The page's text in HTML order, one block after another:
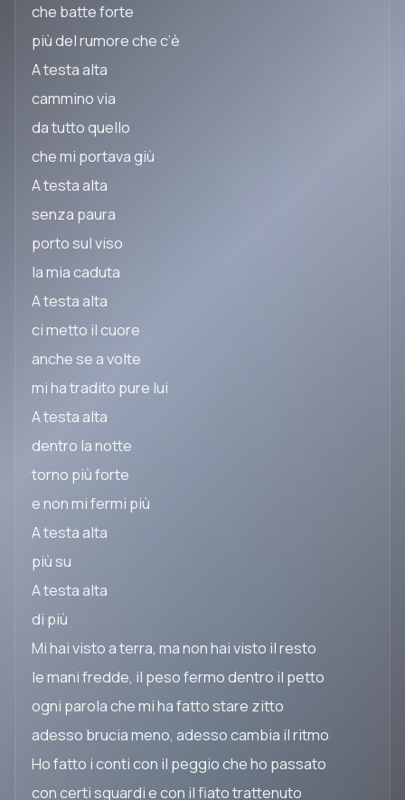
che batte forte
più del rumore che c’è
A testa alta
cammino via
da tutto quello
che mi portava giù
A testa alta
senza paura
porto sul viso
la mia caduta
A testa alta
ci metto il cuore
anche se a volte
mi ha tradito pure lui
A testa alta
dentro la notte
torno più forte
e non mi fermi più
A testa alta
più su
A testa alta
di più
Mi hai visto a terra, ma non hai visto il resto
le mani fredde, il peso fermo dentro il petto
ogni parola che mi ha fatto stare zitto
adesso brucia meno, adesso cambia il ritmo
Ho fatto i conti con il peggio che ho passato
con certi sguardi e con il fiato trattenuto